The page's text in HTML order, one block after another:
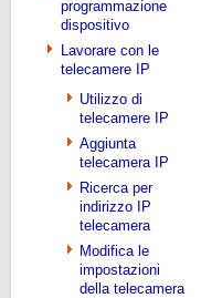
programmazione
dispositivo
Lavorare con le
telecamere IP
Utilizzo di
telecamere IP
Aggiunta
telecamera IP
Ricerca per
indirizzo IP
telecamera
Modifica le
impostazioni
della telecamera